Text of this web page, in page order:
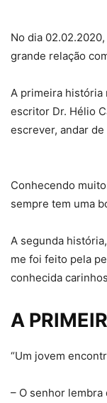
No dia
grande relação
A primeira história
escritor Dr. Hélio
escrever, andar
Conhecendo
sempre tem uma
A segunda
me foi feito pela
conhecida
A
“Um jovem
– O senhor lembra